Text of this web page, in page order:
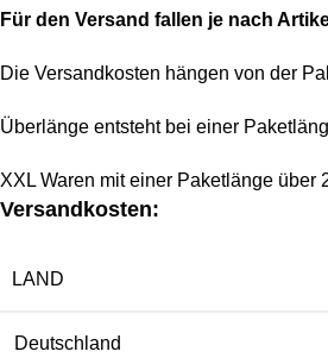
Für den Versand fallen je nach
Die Versandkosten hängen von der
Überlänge entsteht bei einer
XXL Waren mit einer Paketlänge über
Versandkosten:
LAND
Deutschland